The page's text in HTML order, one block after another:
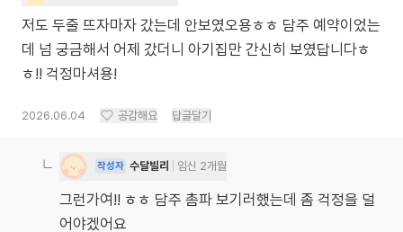
저도 두줄 뜨자마자 갔는데 안보였오용ㅎㅎ 담주 예약이었는
데 넘 궁금해서 어제 갔더니 아기집만 간신히 보였답니다ㅎ
ㅎ!! 걱정마셔용!
2026.06.04 공감해요 답글달기
작성자 수달빌리 임신 2개월
그런가여!! ㅎㅎ 담주 촘파 보기러했는데 좀 걱정을 덜
어야겠어요